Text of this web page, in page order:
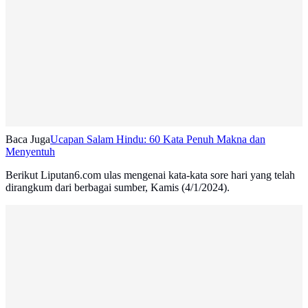
Baca JugaUcapan Salam Hindu: 60 Kata Penuh Makna dan
Menyentuh
Berikut Liputan6.com ulas mengenai kata-kata sore hari yang telah
dirangkum dari berbagai sumber, Kamis (4/1/2024).